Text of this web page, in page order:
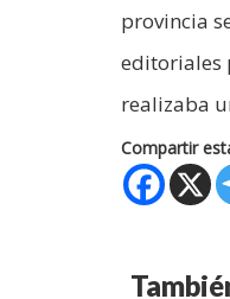
provincia
editoriales
realizaba
Compartir